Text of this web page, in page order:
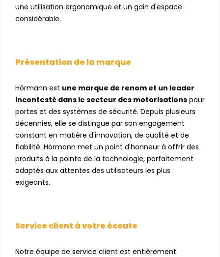
une utilisation ergonomique et un gain d'espace
considérable.
Présentation de la marque
Hörmann est une marque de renom et un leader
incontesté dans le secteur des motorisations pour
portes et des systèmes de sécurité. Depuis plusieurs
décennies, elle se distingue par son engagement
constant en matière d'innovation, de qualité et de
fiabilité. Hörmann met un point d'honneur à offrir des
produits à la pointe de la technologie, parfaitement
adaptés aux attentes des utilisateurs les plus
exigeants.
Service client à votre écoute
Notre équipe de service client est entièrement